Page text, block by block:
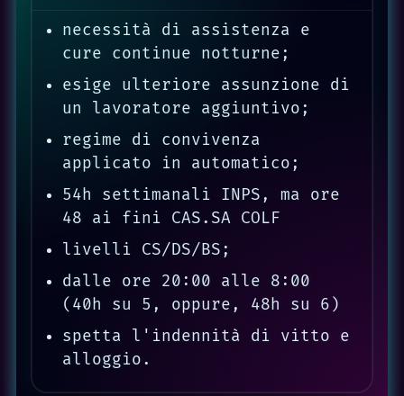
necessità di assistenza e
cure continue notturne;
esige ulteriore assunzione di
un lavoratore aggiuntivo;
regime di convivenza
applicato in automatico;
54h settimanali INPS, ma ore
48 ai fini CAS.SA COLF
livelli CS/DS/BS;
dalle ore 20:00 alle 8:00
(40h su 5, oppure, 48h su 6)
spetta l'indennità di vitto e
alloggio.